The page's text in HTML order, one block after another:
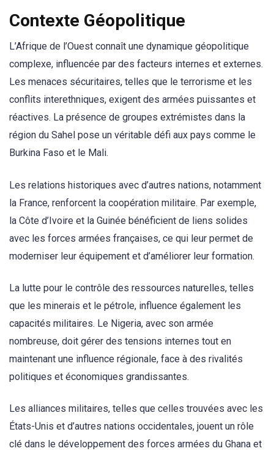
Contexte Géopolitique
L’Afrique de l’Ouest connaît une dynamique géopolitique
complexe, influencée par des facteurs internes et externes.
Les menaces sécuritaires, telles que le terrorisme et les
conflits interethniques, exigent des armées puissantes et
réactives. La présence de groupes extrémistes dans la
région du Sahel pose un véritable défi aux pays comme le
Burkina Faso et le Mali.
Les relations historiques avec d’autres nations, notamment
la France, renforcent la coopération militaire. Par exemple,
la Côte d’Ivoire et la Guinée bénéficient de liens solides
avec les forces armées françaises, ce qui leur permet de
moderniser leur équipement et d’améliorer leur formation.
La lutte pour le contrôle des ressources naturelles, telles
que les minerais et le pétrole, influence également les
capacités militaires. Le Nigeria, avec son armée
nombreuse, doit gérer des tensions internes tout en
maintenant une influence régionale, face à des rivalités
politiques et économiques grandissantes.
Les alliances militaires, telles que celles trouvées avec les
États-Unis et d’autres nations occidentales, jouent un rôle
clé dans le développement des forces armées du Ghana et